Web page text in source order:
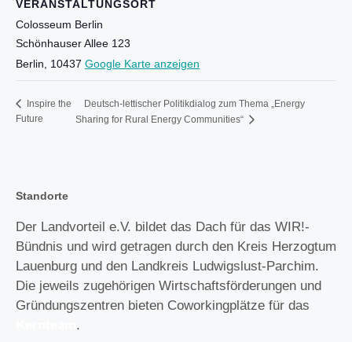
VERANSTALTUNGSORT
Colosseum Berlin
Schönhauser Allee 123
Berlin
10437 Google Karte anzeigen
Inspire the
Future
Deutsch-lettischer Politikdialog zum Thema „Energy
Sharing for Rural Energy Communities“
Standorte
Der Landvorteil e.V. bildet das Dach für das WIR!-
Bündnis und wird getragen durch den Kreis Herzogtum
Lauenburg und den Landkreis Ludwigslust-Parchim.
Die jeweils zugehörigen Wirtschaftsförderungen und
Gründungszentren bieten Coworkingplätze für das
.